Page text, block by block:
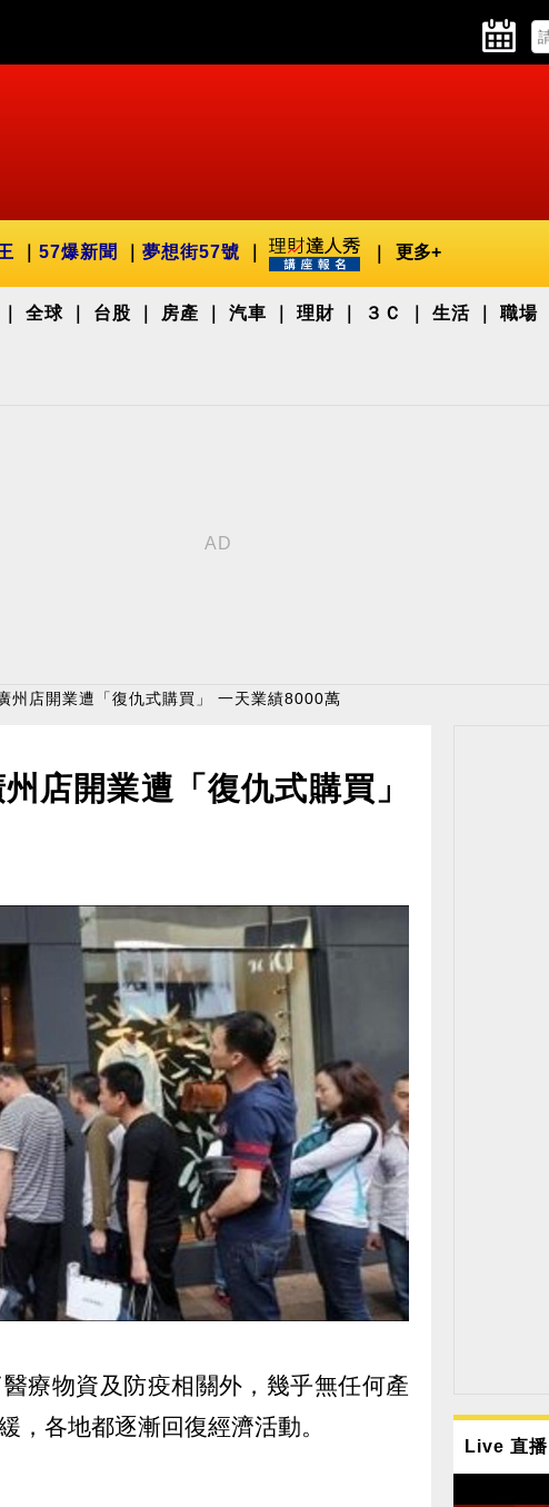
57爆新聞 夢想街57號 更多+
全球 台股 房產 汽車 理財 ３Ｃ 生活 職場
州店開業遭「復仇式購買」 一天業績8000萬
店開業遭「復仇式購買」
療物資及防疫相關外，幾乎無任何產
，各地都逐漸回復經濟活動。
Live 直播